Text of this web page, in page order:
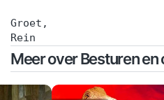
Groet,
Rein
Meer over Besturen en